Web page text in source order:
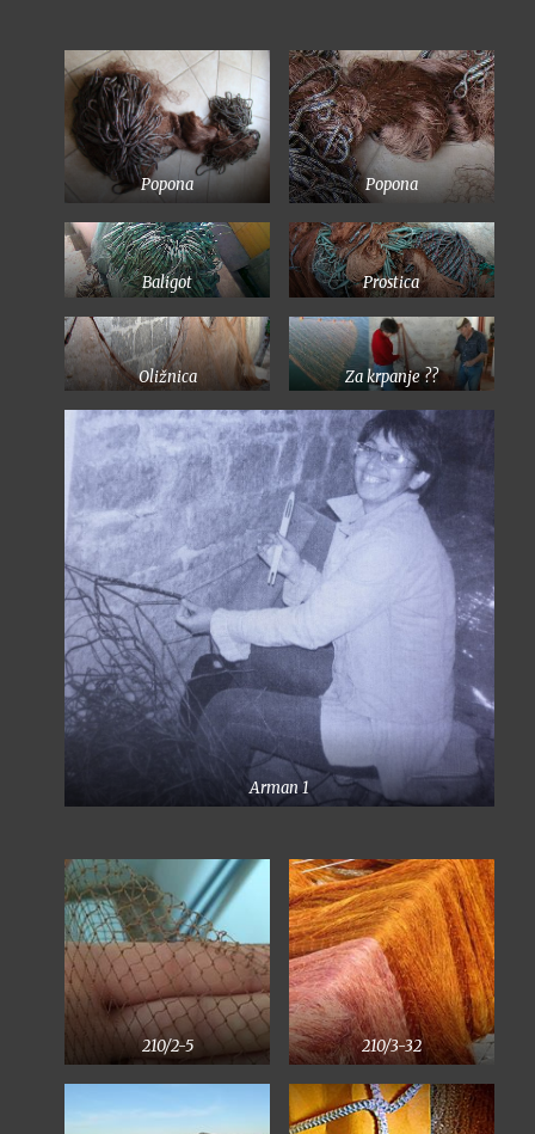
Popona Popona
Baligot Prostica
Oližnica Za krpanje ??
Arman 1
210/2-5 210/3-32